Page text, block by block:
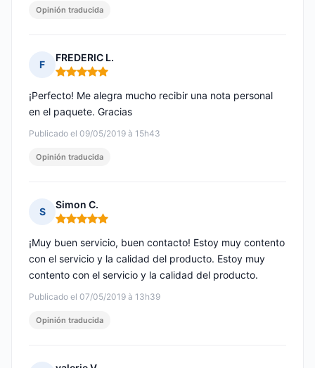
Opinión traducida
F
FREDERIC L.
Nota: 5 de 5
Publicado el 09/05/2019 à 15h43
¡Perfecto! Me alegra mucho recibir una nota personal
en el paquete. Gracias
Opinión traducida
S
Simon C.
Nota: 5 de 5
Publicado el 07/05/2019 à 13h39
¡Muy buen servicio, buen contacto! Estoy muy contento
con el servicio y la calidad del producto. Estoy muy
contento con el servicio y la calidad del producto.
Opinión traducida